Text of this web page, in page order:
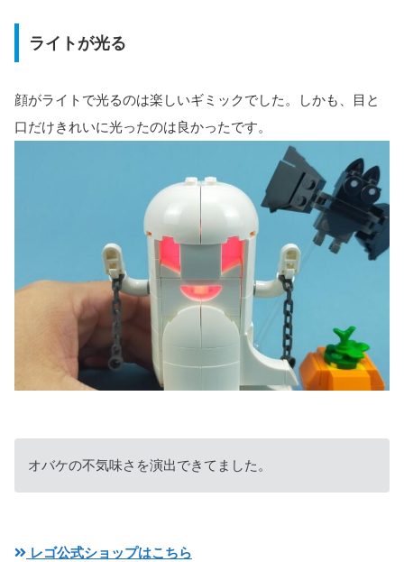
ライトが光る
顔がライトで光るのは楽しいギミックでした。しかも、目と
口だけきれいに光ったのは良かったです。
オバケの不気味さを演出できてました。
レゴ公式ショップはこちら